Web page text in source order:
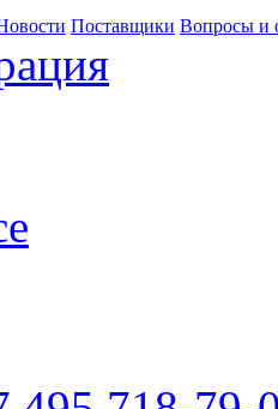
Поставщики Вопросы и